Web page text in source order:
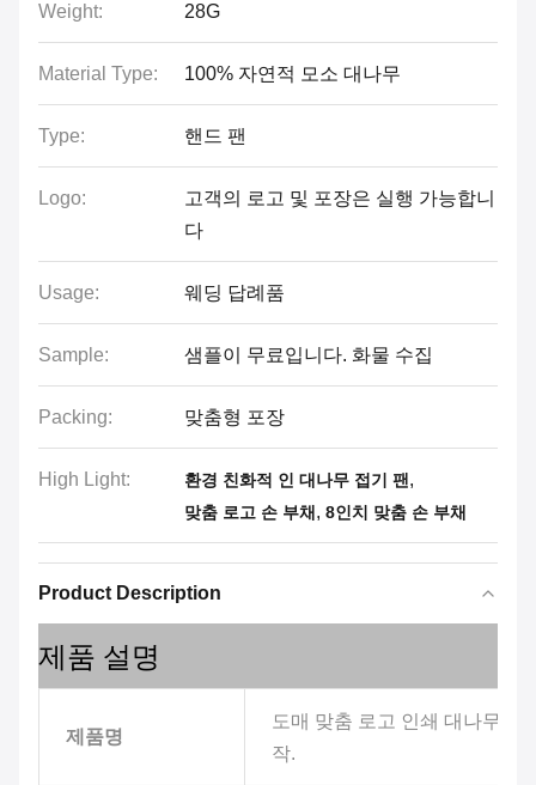
Weight: 28G
Material Type: 100% 자연적 모소 대나무
Type: 핸드 팬
Logo:
고객의 로고 및 포장은 실행 가능합니
다
Usage: 웨딩 답례품
Sample: 샘플이 무료입니다. 화물 수집
Packing: 맞춤형 포장
High Light: 환경 친화적 인 대나무 접기 팬 ,
맞춤 로고 손 부채 , 8인치 맞춤 손 부채
Product Description
제품 설명
제품명
도매 맞춤 로고 인쇄 대나무
작.